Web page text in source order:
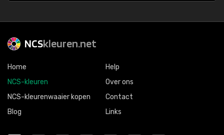
NCSkleuren.net
Home
NCS-kleuren
NCS-kleurenwaaier kopen
Blog
Help
Over ons
Contact
Links